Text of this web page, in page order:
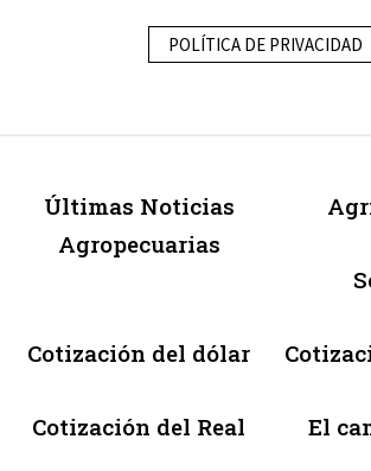
POLÍTICA DE PRIVACIDAD
Últimas Noticias
Agropecuarias
Cotización del dólar
Cotización del Real El